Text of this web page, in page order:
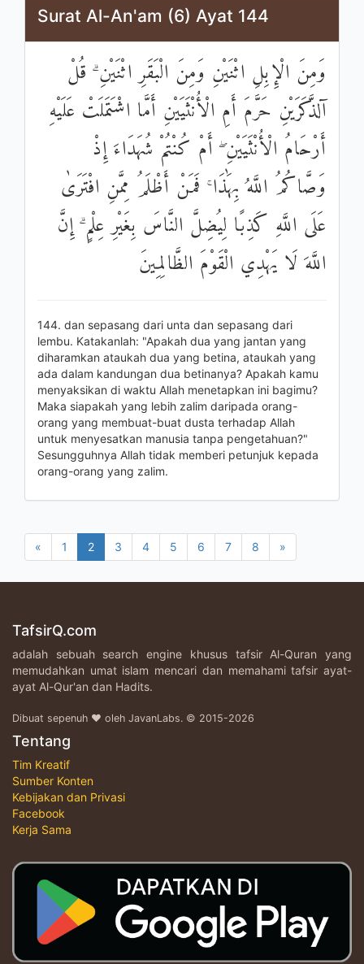
Surat Al-An'am (6) Ayat 144
وَمِنَ الْإِبِلِ اثْنَيْنِ وَمِنَ الْبَقَرِ اثْنَيْنِ ۗ قُلْ
آلذَّكَرَيْنِ حَرَّمَ أَمِ الْأُنْثَيَيْنِ أَمَّا اشْتَمَلَتْ عَلَيْهِ
أَرْحَامُ الْأُنْثَيَيْنِ ۖ أَمْ كُنْتُمْ شُهَدَاءَ إِذْ
وَصَّاكُمُ اللَّهُ بِهَٰذَا ۚ فَمَنْ أَظْلَمُ مِمَّنِ افْتَرَىٰ
عَلَى اللَّهِ كَذِبًا لِيُضِلَّ النَّاسَ بِغَيْرِ عِلْمٍ ۗ إِنَّ
اللَّهَ لَا يَهْدِي الْقَوْمَ الظَّالِمِينَ
144. dan sepasang dari unta dan sepasang dari
lembu. Katakanlah: "Apakah dua yang jantan yang
diharamkan ataukah dua yang betina, ataukah yang
ada dalam kandungan dua betinanya? Apakah kamu
menyaksikan di waktu Allah menetapkan ini bagimu?
Maka siapakah yang lebih zalim daripada orang-
orang yang membuat-buat dusta terhadap Allah
untuk menyesatkan manusia tanpa pengetahuan?"
Sesungguhnya Allah tidak memberi petunjuk kepada
orang-orang yang zalim.
« 1 2 3 4 5 6 7 8 »
TafsirQ.com
adalah sebuah search engine khusus tafsir Al-Quran yang
memudahkan umat islam mencari dan memahami tafsir ayat-
ayat Al-Qur'an dan Hadits.
Dibuat sepenuh ♥ oleh JavanLabs. © 2015-2026
Tentang
Tim Kreatif
Sumber Konten
Kebijakan dan Privasi
Facebook
Kerja Sama